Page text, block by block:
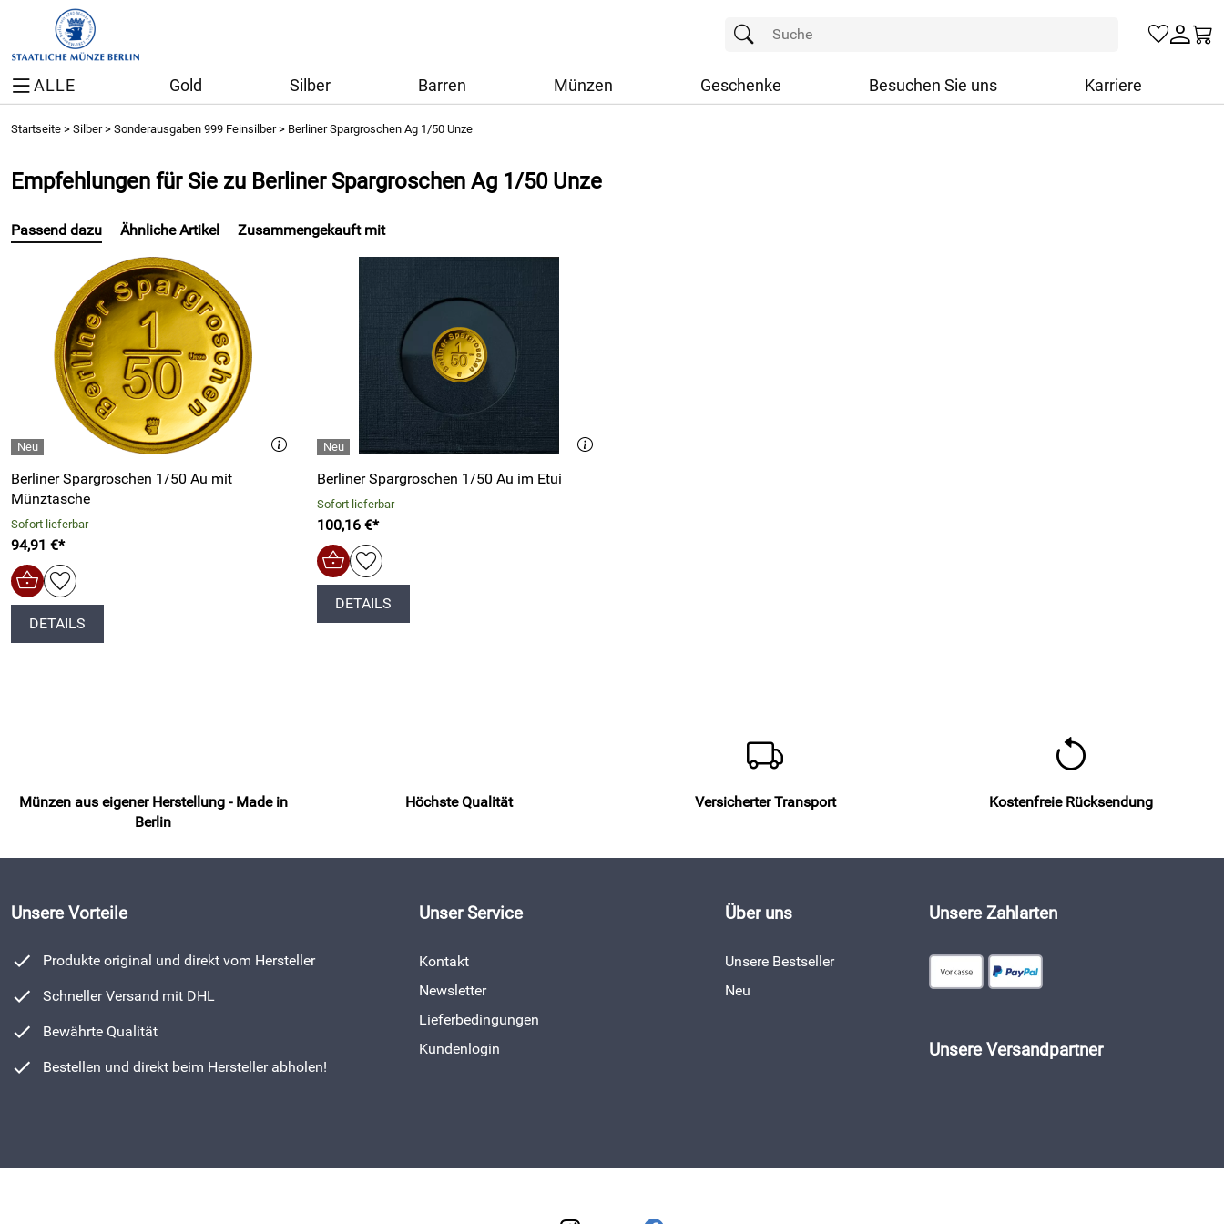
ALLE Gold Silber Barren Münzen Geschenke Besuchen Sie uns Karriere
Startseite > Silber> Sonderausgaben 999 Feinsilber> Berliner Spargroschen Ag 1/50 Unze
Empfehlungen für Sie zu Berliner Spargroschen Ag 1/50 Unze
Passend dazu
Berliner Spargroschen 1/50 Au mit
Münztasche
Sofort lieferbar
94,91 €*
DETAILS
Berliner Spargroschen 1/50 Au im Etui
Sofort lieferbar
100,16 €*
DETAILS
Ähnliche Artikel Zusammengekauft mit
Münzen aus eigener Herstellung - Made in
Berlin
Höchste Qualität Versicherter Transport Kostenfreie Rücksendung
Unsere Vorteile
Produkte original und direkt vom Hersteller
Schneller Versand mit DHL
Bewährte Qualität
Bestellen und direkt beim Hersteller abholen!
Unser Service
Kontakt
Newsletter
Lieferbedingungen
Kundenlogin
Über uns
Unsere Bestseller
Neu
Unsere Zahlarten
Unsere Versandpartner